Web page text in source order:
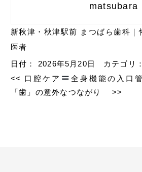
matsubara
新秋津・秋津駅前 まつばら歯科｜
医者
日付： 2026年5月20日 カテゴリ：
<< 口腔ケア 全身機能の入口
「歯」の意外なつながり >>